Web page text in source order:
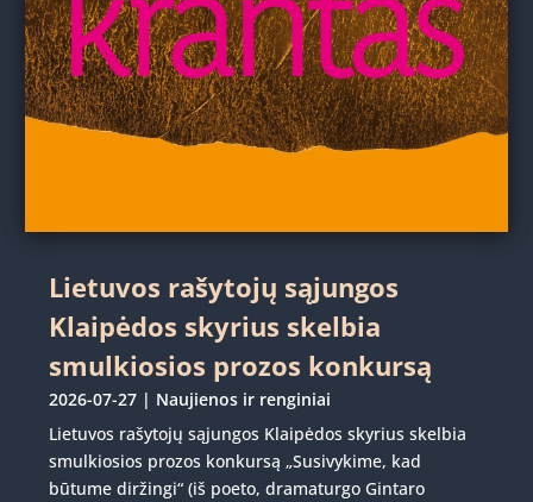
Lietuvos rašytojų sąjungos
Klaipėdos skyrius skelbia
smulkiosios prozos konkursą
2026-07-27 | Naujienos ir renginiai
Lietuvos rašytojų sąjungos Klaipėdos skyrius skelbia
smulkiosios prozos konkursą „Susivykime, kad
būtume diržingi“ (iš poeto, dramaturgo Gintaro